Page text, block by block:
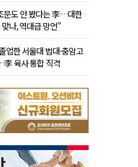
문도 안 봤다는 李…대한
나, 역대급 망언"
업한 서울대 법대·충암고
육사 통합 직격